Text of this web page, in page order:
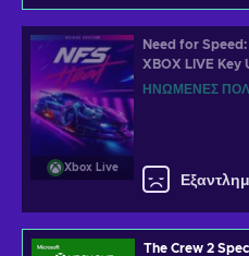
Xbox Live
Need for
XBOX LIVE Key
ΗΝΩΜΈΝΕΣ
The Crew 2